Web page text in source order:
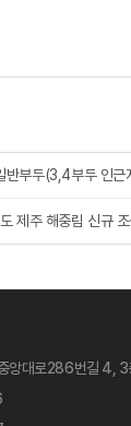
반부두(3,4부두 인근
제주 해중림 신규
앙대로286번길 4,